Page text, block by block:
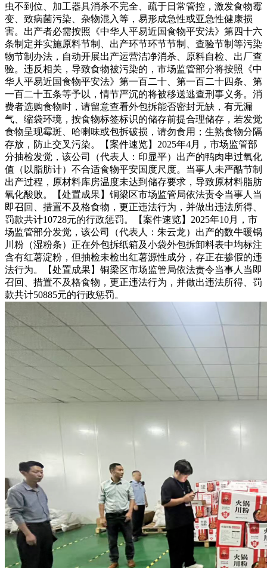
虫不到位、加工器具消杀不完全、疏于日常管控，激发食物霉
变、致病菌污染、杂物混入等，易形成急性或亚急性健康损
害。出产者必需按照《中华人平易近国食物平安法》第四十六
条制定并实施原料节制、出产环节环节节制、查验节制等污染
物节制办法，自动开展出产运营洁净消杀、原料自检、出厂查
验。违反相关，导致食物被污染的，市场监管部分将按照《中
华人平易近国食物平安法》第一百二十、第一百二十四条、第
一百二十五条等予以，情节严沉的将被移送逃查刑事义务。消
费者选购食物时，请留意查看外包拆能否密封无缺，有无漏
气、缩袋环境，按食物标签标识的储存前提合理储存，若发觉
食物呈现霉斑、哈喇味或包拆破损，请勿食用；生熟食物分隔
存放，防止交叉污染。【案件速览】2025年4月，市场监管部
分抽检发觉，该公司（代表人：印显平）出产的鸭肉串过氧化
值（以脂肪计）不合适食物平安国度尺度。当事人未严酷节制
出产过程，原材料库房温度未达到储存要求，导致原材料脂肪
氧化酸败。【处置成果】铜梁区市场监管局依法责令当事人当
即召回、措置不及格食物，更正违法行为，并做出违法所得、
罚款共计10728元的行政惩罚。【案件速览】2025年10月，市
场监管部分发觉，该公司（代表人：朱云龙）出产的数牛暖锅
川粉（湿粉条）正在外包拆纸箱及小袋外包拆卸料表中均标注
含有红薯淀粉，但抽检未检出红薯源性成分，存正在掺假的违
法行为。【处置成果】铜梁区市场监管局依法责令当事人当即
召回、措置不及格食物，更正违法行为，并做出违法所得、罚
款共计50885元的行政惩罚。